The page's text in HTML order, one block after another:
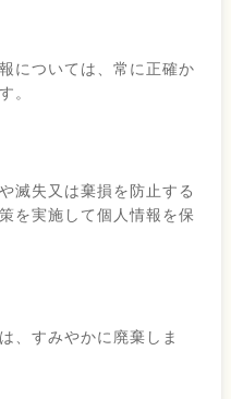
については、常に正確か
。
滅失又は棄損を防止する
を実施して個人情報を保
、すみやかに廃棄しま